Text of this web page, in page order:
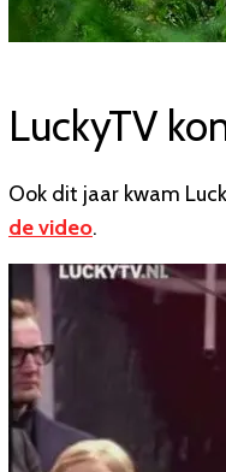
LuckyTV
Ook dit jaar kwam
de video.